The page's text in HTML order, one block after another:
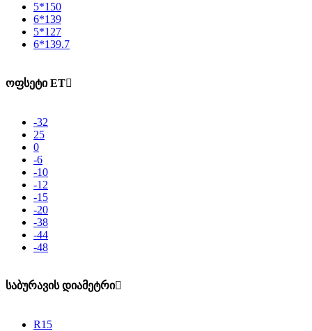
5*150
6*139
5*127
6*139.7
ოფსეტი ET
-32
25
0
-6
-10
-12
-15
-20
-38
-44
-48
საბურავის დიამეტრი
R15